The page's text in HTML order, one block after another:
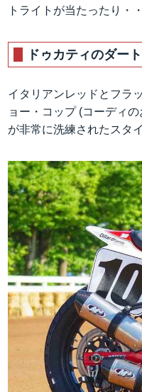
トライトが当たったり・
ドゥカティのダー
イタリアンレッドとフラ
ョー・コップ (コーディ
が非常に洗練されたスタ